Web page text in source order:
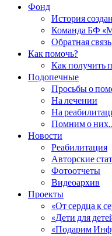
Фонд
История
Команда БФ
Обратная связь
Как помочь?
Как получить
Подопечные
Просьбы о
На лечении
На
Помним о
Новости
Реабилитация
Авторские
Фотоотчеты
Видеоархив
Проекты
«От сердца к
«Дети для
«Подарим